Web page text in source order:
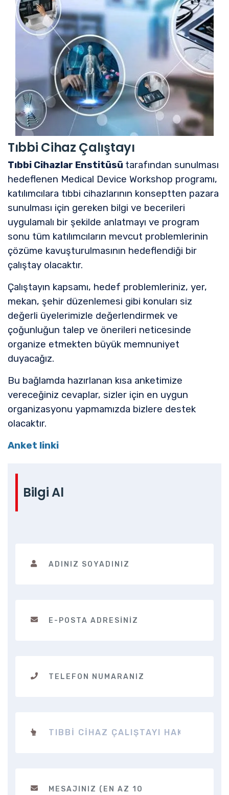
Tıbbi Cihaz Çalıştayı
Tıbbi Cihazlar Enstitüsü tarafından sunulması
hedeflenen Medical Device Workshop programı,
katılımcılara tıbbi cihazlarının konseptten pazara
sunulması için gereken bilgi ve becerileri
uygulamalı bir şekilde anlatmayı ve program
sonu tüm katılımcıların mevcut problemlerinin
çözüme kavuşturulmasının hedeflendiği bir
çalıştay olacaktır.
Çalıştayın kapsamı, hedef problemleriniz, yer,
mekan, şehir düzenlemesi gibi konuları siz
değerli üyelerimizle değerlendirmek ve
çoğunluğun talep ve önerileri neticesinde
organize etmekten büyük memnuniyet
duyacağız.
Bu bağlamda hazırlanan kısa anketimize
vereceğiniz cevaplar, sizler için en uygun
organizasyonu yapmamızda bizlere destek
olacaktır.
Anket linki
Bilgi Al